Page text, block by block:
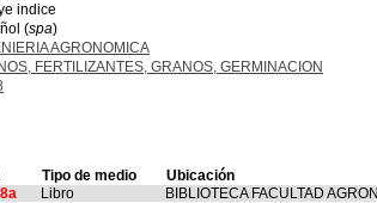
indice
(spa)
AGRONOMICA
FERTILIZANTES, GRANOS, GERMINACION
Tipo de medio Ubicación
Libro BIBLIOTECA FACULTAD